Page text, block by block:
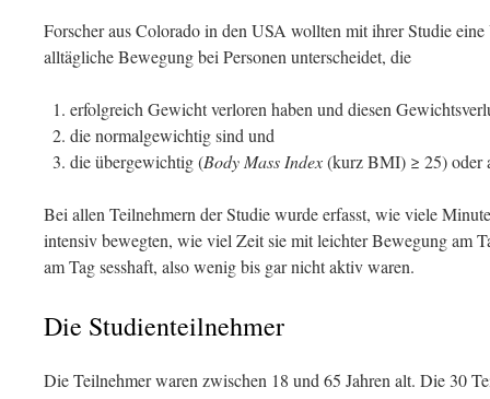
Forscher aus Colorado in den USA wollten mit ihrer Studie
alltägliche Bewegung bei Personen unterscheidet, die
erfolgreich Gewicht verloren haben und diesen
die normalgewichtig sind und
die übergewichtig (Body Mass Index(kurz BMI) ≥ 25) oder
Bei allen Teilnehmern der Studie wurde erfasst, wie viele
intensiv bewegten, wie viel Zeit sie mit leichter Bewegung am
am Tag sesshaft, also wenig bis gar nicht aktiv waren.
Die Studienteilnehmer
Die Teilnehmer waren zwischen 18 und 65 Jahren alt. Die 30